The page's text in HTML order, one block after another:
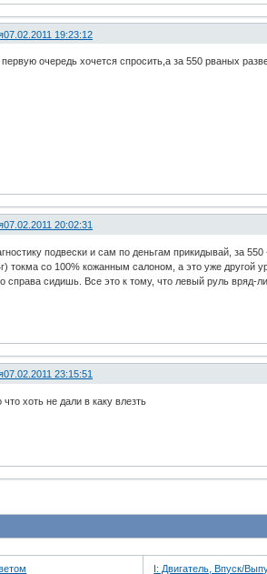
07.02.2011 19:23:12
очередь хочется спросить,а за 550 рваных
07.02.2011 20:02:31
подвески и сам по деньгам прикидывай, за
токма со 100% кожанным салоном, а это уже другой
справа сидишь. Все это к тому, что левый руль вряд-
07.02.2011 23:15:51
хоть не дали в каку влезть
I: Двигатель, Впуск/